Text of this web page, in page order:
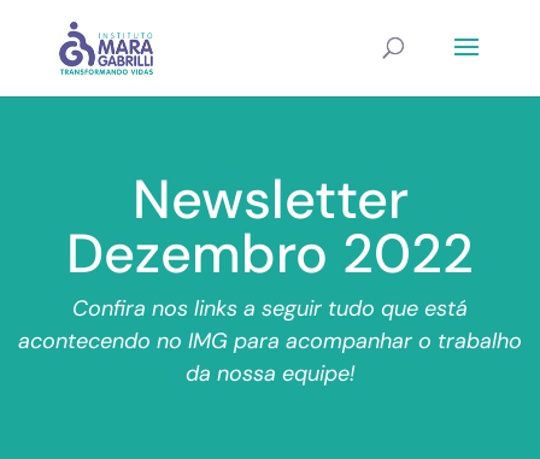
Newsletter
Dezembro 2022
Confira nos links a seguir tudo que está
acontecendo no IMG para acompanhar o trabalho
da nossa equipe!